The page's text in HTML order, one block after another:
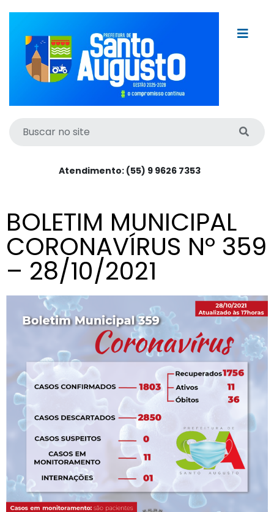
Atendimento: (55) 9 9626 7353
BOLETIM MUNICIPAL
CORONAVÍRUS Nº 359
– 28/10/2021